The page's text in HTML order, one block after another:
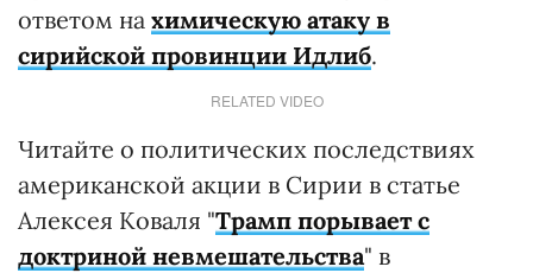
ответом на химическую атаку в
сирийской провинции Идлиб.
RELATED VIDEO
Читайте о политических последствиях
американской акции в Сирии в статье
Алексея Коваля "Трамп порывает с
доктриной невмешательства" в